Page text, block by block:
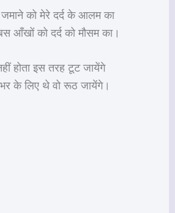
को मेरे दर्द के आलम का
आँखों को दर्द को मौसम का।
होता इस तरह टूट जायेंगे
के लिए थे वो रूठ जायेंगे।